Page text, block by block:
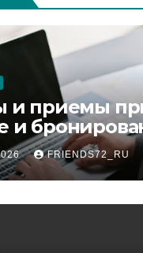
и приемы
и
FRIENDS72_RU